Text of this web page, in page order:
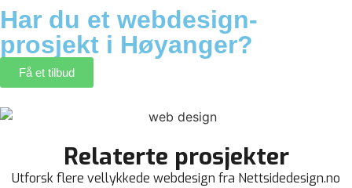
Har du et webdesign-
prosjekt i Høyanger?
Få et tilbud
Relaterte prosjekter
Utforsk flere vellykkede webdesign fra Nettsidedesign.no